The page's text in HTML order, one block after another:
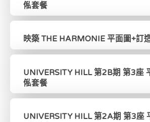
俬套餐
映築 THE HARMONIE 平面圖+訂
UNIVERSITY HILL 第2B期 第3座
俬套餐
UNIVERSITY HILL 第2A期 第3座